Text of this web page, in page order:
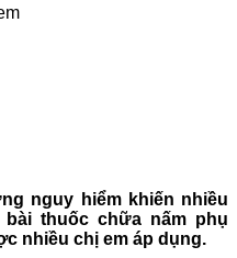
nguy hiểm khiến nhiều
thuốc chữa nấm phụ
nhiều chị em áp dụng.